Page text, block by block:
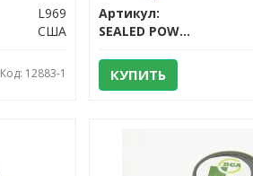
L969
США
Код: 12883-1
Артикул:
SEALED POWER
КУПИТЬ